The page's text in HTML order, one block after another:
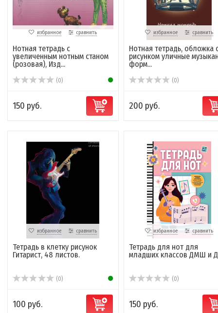
избранное сравнить
Нотная тетрадь с
увеличенным нотным станом
(розовая), Изд...
(0)
150 руб.
избранное сравнить
Нотная тетрадь, обложка
рисунком уличные
форм...
(0)
200 руб.
избранное сравнить
Тетрадь в клетку рисунок
Гитарист, 48 листов.
(0)
100 руб.
избранное сравнить
Тетрадь для нот для
младших классов ДМШ и
(0)
150 руб.